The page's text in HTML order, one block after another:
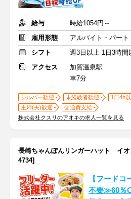
給与
時給1054円～
雇用形態
アルバイト・パート
シフト
週3日以上 1日3時間
アクセス
加賀温泉駅
車7分
シルバー歓迎 未経験者歓迎
1日4h
主婦(夫)歓迎
交通費支給
株式会社クスリのアオキの求人一覧を見る
長崎ちゃんぽんリンガーハット イ
4734]
【フード
不要≫60％